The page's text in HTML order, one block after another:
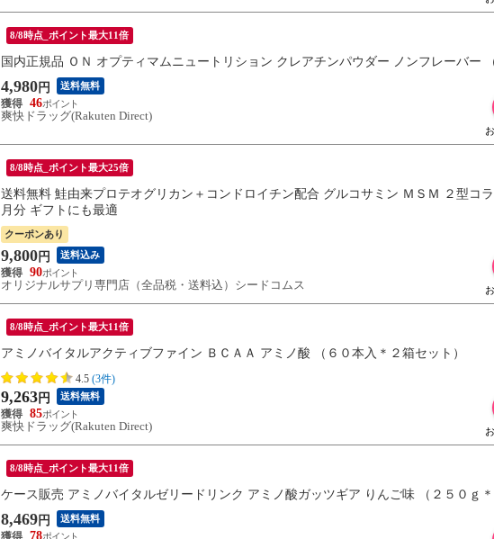
8/8時点_ポイント最大11倍
国内正規品 ＯＮ オプティマムニュートリション クレアチンパウダー ノンフレーバー
4,980 円 送料無料
46
爽快ドラッグ(Rakuten Direct)
8/8時点_ポイント最大25倍
送料無料 鮭由来プロテオグリカン＋コンドロイチン配合 グルコサミン ＭＳＭ ２型コ
月分 ギフトにも最適
クーポンあり
9,800 円 送料込み
90
オリジナルサプリ専門店（全品税・送料込）シードコムス
8/8時点_ポイント最大11倍
アミノバイタルアクティブファイン ＢＣＡＡ アミノ酸 （６０本入＊２箱セット）
4.5 (3件)
9,263 円 送料無料
85
爽快ドラッグ(Rakuten Direct)
8/8時点_ポイント最大11倍
ケース販売 アミノバイタルゼリードリンク アミノ酸ガッツギア りんご味 （２５０ｇ＊
8,469 円 送料無料
78